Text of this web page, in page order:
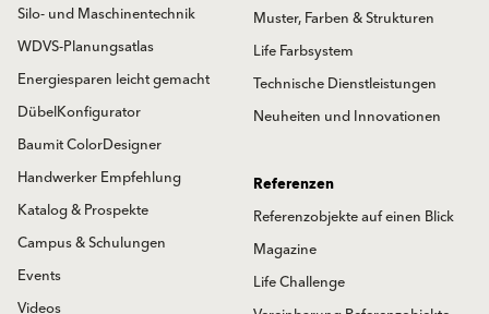
Silo- und Maschinentechnik
WDVS-Planungsatlas
Energiesparen leicht gemacht
DübelKonfigurator
Baumit ColorDesigner
Handwerker Empfehlung
Katalog & Prospekte
Campus & Schulungen
Events
Videos
Muster, Farben & Strukturen
Life Farbsystem
Technische Dienstleistungen
Neuheiten und Innovationen
Referenzen
Referenzobjekte auf einen Blick
Magazine
Life Challenge